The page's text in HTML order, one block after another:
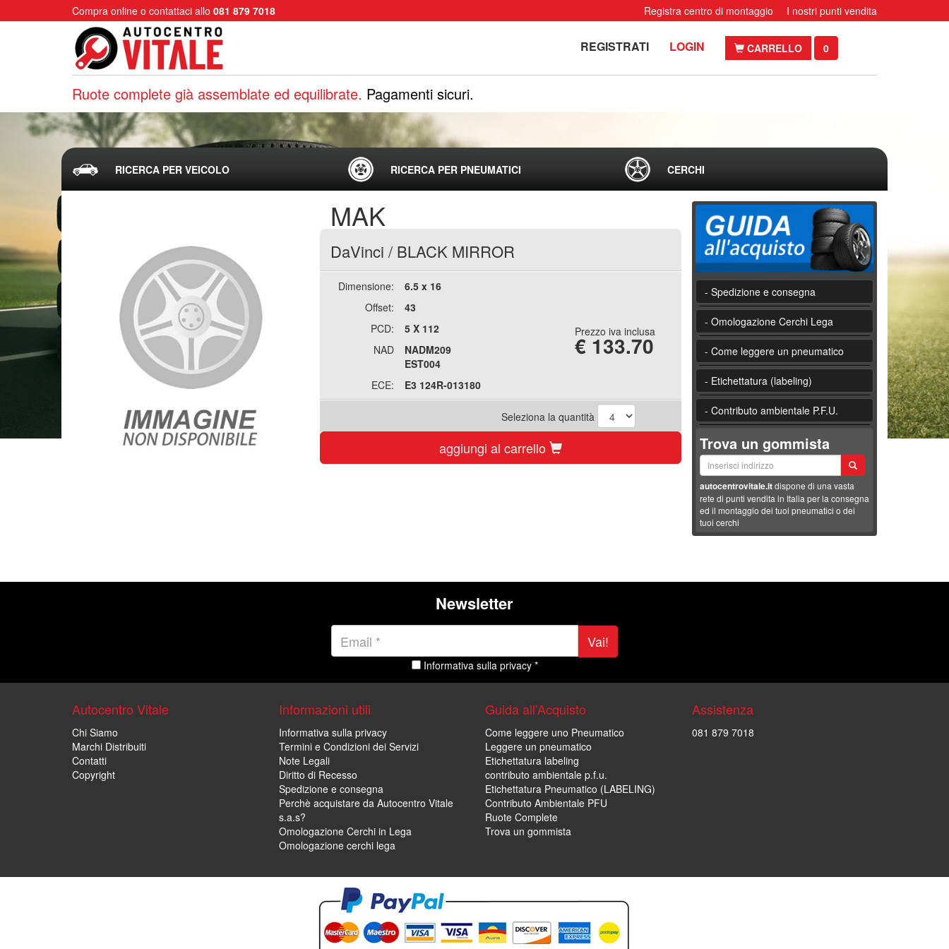
Compra online o contattaci allo 081 879 7018 Registra centro di montaggio I nostri punti vendita
REGISTRATI LOGIN CARRELLO 0
Ruote complete già assemblate ed equilibrate. Pagamenti sicuri.
RICERCA PER VEICOLO RICERCA PER PNEUMATICI CERCHI
MAK
DaVinci / BLACK MIRROR
Dimensione:
6.5 x 16
Offset:
43
PCD:
5 X 112
NAD
NADM209
EST004
ECE:
E3 124R-013180
Prezzo iva inclusa
€ 133.70
Seleziona la quantità
aggiungi al carrello
- Spedizione e consegna
- Omologazione Cerchi Lega
- Come leggere un pneumatico
- Etichettatura (labeling)
- Contributo ambientale P.F.U.
Trova un gommista
autocentrovitale.itdispone di una vasta
rete di punti vendita in Italia per la consegna
ed il montaggio dei tuoi pneumatici o dei
tuoi cerchi
Newsletter
Vai!
Informativa sulla privacy *
Autocentro Vitale
Chi Siamo
Marchi Distribuiti
Contatti
Copyright
Informazioni utili
Informativa sulla privacy
Termini e Condizioni dei Servizi
Note Legali
Diritto di Recesso
Spedizione e consegna
Perchè acquistare da Autocentro Vitale
s.a.s?
Omologazione Cerchi in Lega
Omologazione cerchi lega
Guida all'Acquisto
Come leggere uno Pneumatico
Leggere un pneumatico
Etichettatura labeling
contributo ambientale p.f.u.
Etichettatura Pneumatico (LABELING)
Contributo Ambientale PFU
Ruote Complete
Trova un gommista
Assistenza
081 879 7018